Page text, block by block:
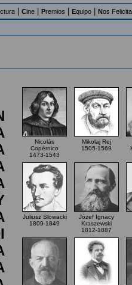
Cine Premios Equipo Nos
Nicolás
Copérnico
1473-1543
Mikolaj Rej
1505-1569
Juliusz Slowacki
1809-1849
Józef Ignacy
Kraszewski
1812-1887